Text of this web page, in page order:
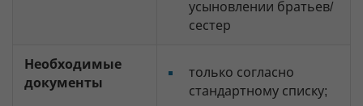
усыновлении братьев/
сестер
Необходимые
документы
только согласно
стандартному списку;